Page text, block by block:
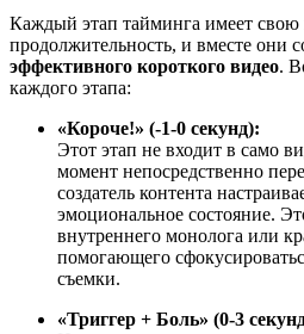
Каждый этап тайминга имеет свою
продолжительность, и вместе они
эффективного короткого видео.
каждого этапа:
«Короче!» (-1-0 секунд):
Этот этап не входит в само
момент непосредственно
создатель контента
эмоциональное состояние.
внутреннего монолога или
помогающего
съемки.
«Триггер + Боль» (0-3